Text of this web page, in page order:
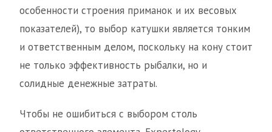
особенности строения приманок и их весовых
показателей), то выбор катушки является тонким
и ответственным делом, поскольку на кону стоит
не только эффективность рыбалки, но и
солидные денежные затраты.
Чтобы не ошибиться с выбором столь